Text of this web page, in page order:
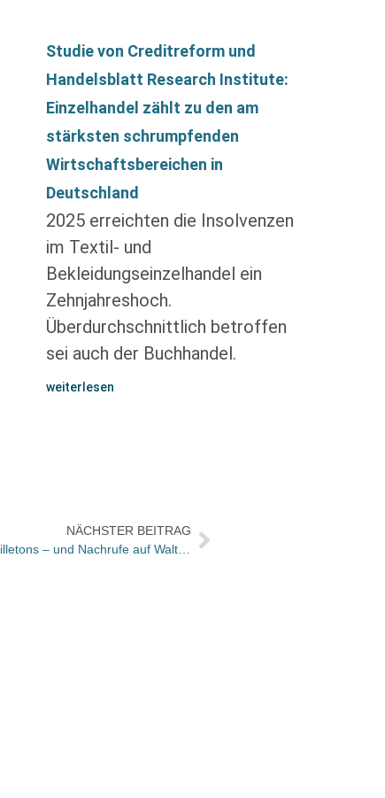
Studie von Creditreform und
Handelsblatt Research Institute:
Einzelhandel zählt zu den am
stärksten schrumpfenden
Wirtschaftsbereichen in
Deutschland
2025 erreichten die Insolvenzen
im Textil- und
Bekleidungseinzelhandel ein
Zehnjahreshoch.
Überdurchschnittlich betroffen
sei auch der Buchhandel.
weiterlesen
NÄCHSTER BEITRAG